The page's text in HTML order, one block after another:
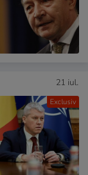
Exclusiv
21 iul.